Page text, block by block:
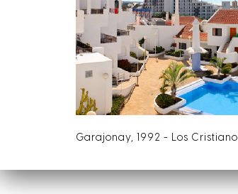
Garajonay, 1992 - Los